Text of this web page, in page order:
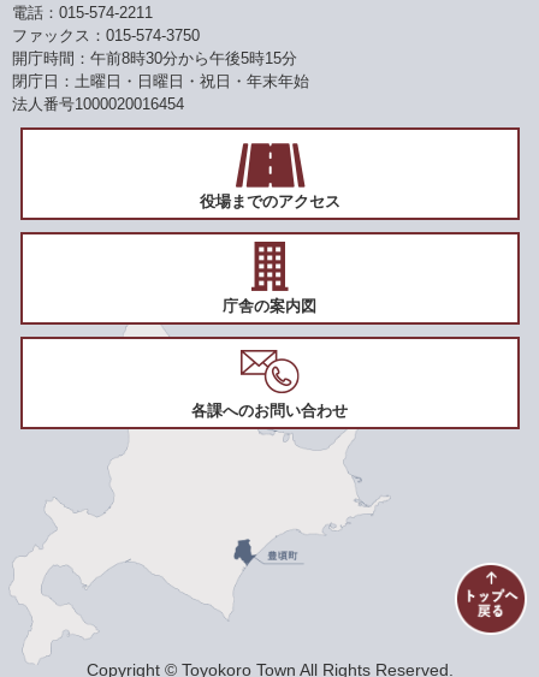
電話：015-574-2211
ファックス：015-574-3750
開庁時間：午前8時30分から午後5時15分
閉庁日：土曜日・日曜日・祝日・年末年始
法人番号1000020016454
役場までのアクセス
庁舎の案内図
各課へのお問い合わせ
Copyright © Toyokoro Town All Rights Reserved.